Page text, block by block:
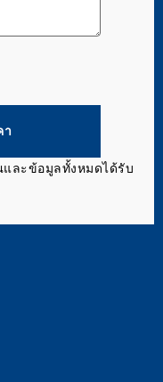
และข้อมูลทั้งหมดได้รับ